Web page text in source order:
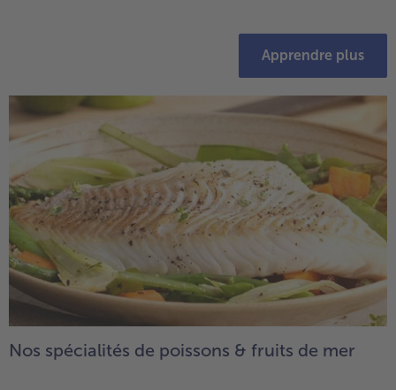
Apprendre plus
Nos spécialités de poissons & fruits de mer